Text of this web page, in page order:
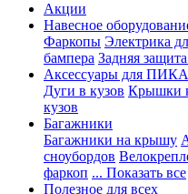
Акции
Навесное
Фаркопы Электрика
бампера Задняя
Аксессуары для
Дуги в кузов Крышки
кузов
Багажники
Багажники на крышу
сноубордов
фаркоп ... Показать все
Полезное для всех